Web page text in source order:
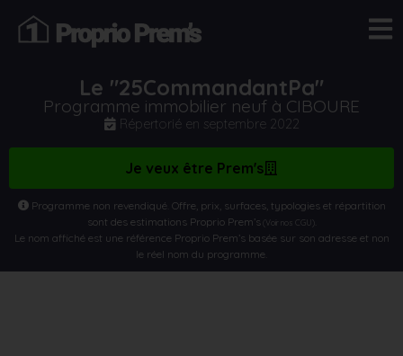
Le "25CommandantPa"
Programme immobilier neuf à CIBOURE
Répertorié en septembre 2022
Je veux être Prem's
Programme non revendiqué. Offre, prix, surfaces, typologies et répartition
sont des estimations Proprio Prem’s(Voir nos CGU)
Le nom affiché est une référence Proprio Prem’s basée sur son adresse et non
le réel nom du programme.